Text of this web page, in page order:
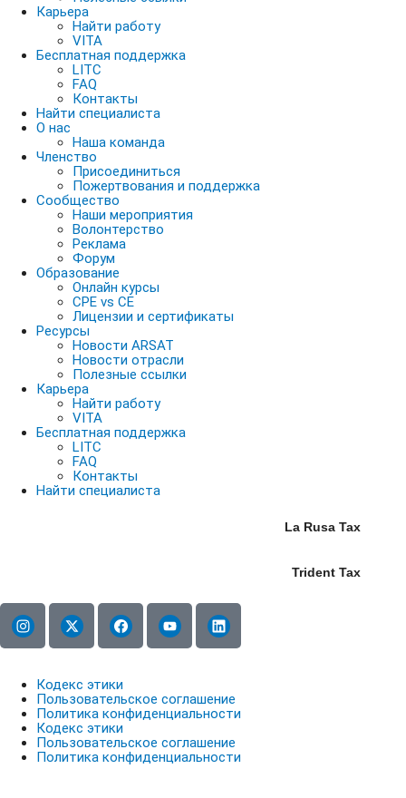
Карьера
Найти работу
VITA
Бесплатная поддержка
LITC
FAQ
Контакты
Найти специалиста
О нас
Наша команда
Членство
Присоединиться
Пожертвования и поддержка
Сообщество
Наши мероприятия
Волонтерство
Реклама
Форум
Образование
Онлайн курсы
CPE vs CE
Лицензии и сертификаты
Ресурсы
Новости ARSAT
Новости отрасли
Полезные ссылки
Карьера
Найти работу
VITA
Бесплатная поддержка
LITC
FAQ
Контакты
Найти специалиста
La Rusa Tax
Trident Tax
Кодекс этики
Пользовательское соглашение
Политика конфиденциальности
Кодекс этики
Пользовательское соглашение
Политика конфиденциальности